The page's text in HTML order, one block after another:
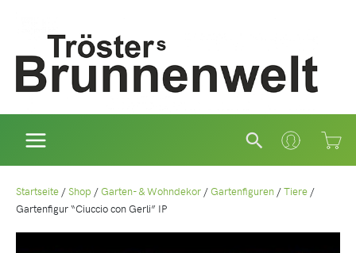
Suchen
Startseite /Shop /Garten- & Wohndekor /Gartenfiguren /Tiere /
Gartenfigur “Ciuccio con Gerli” IP